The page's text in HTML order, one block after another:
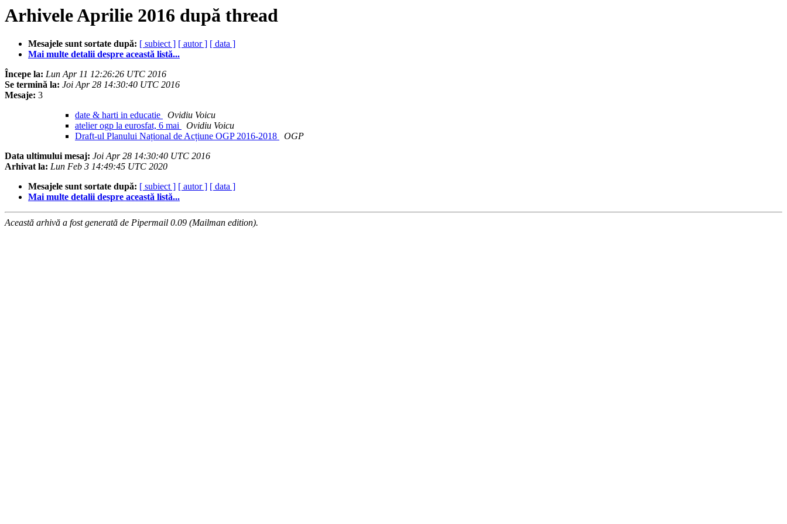
Arhivele Aprilie 2016 după thread
Mesajele sunt sortate după: [ subiect ] [ autor ] [ data ]
Mai multe detalii despre această listă...
Începe la: Lun Apr 11 12:26:26 UTC 2016
Se termină la: Joi Apr 28 14:30:40 UTC 2016
Mesaje: 3
date & harti in educatie
Ovidiu Voicu
atelier ogp la eurosfat, 6 mai
Ovidiu Voicu
Draft-ul Planului Național de Acțiune OGP 2016-2018
OGP
Data ultimului mesaj: Joi Apr 28 14:30:40 UTC 2016
Arhivat la: Lun Feb 3 14:49:45 UTC 2020
Mesajele sunt sortate după: [ subiect ] [ autor ] [ data ]
Mai multe detalii despre această listă...
Această arhivă a fost generată de Pipermail 0.09 (Mailman edition).